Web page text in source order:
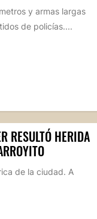
y armas largas
de policías....
RESULTÓ HERIDA
de la ciudad. A